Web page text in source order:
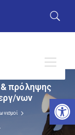
πρόληψης
νων